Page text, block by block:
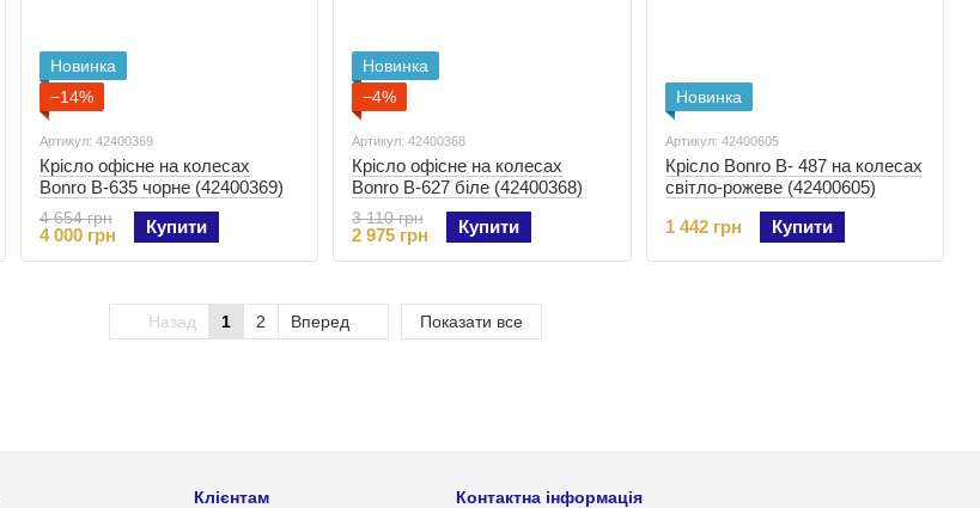
Новинка
−14%
Артикул: 42400369
Крісло офісне на колесах
Bonro B-635 чорне (42400369)
4 654 грн
4 000 грн Купити
Новинка
−4%
Артикул: 42400368
Крісло офісне на колесах
Bonro B-627 біле (42400368)
3 110 грн
2 975 грн Купити
Новинка
Артикул: 42400605
Крісло Bonro B- 487 на колесах
світло-рожеве (42400605)
1 442 грн
Купити
Назад 1 2 Вперед Показати все
Клієнтам Контактна інформація